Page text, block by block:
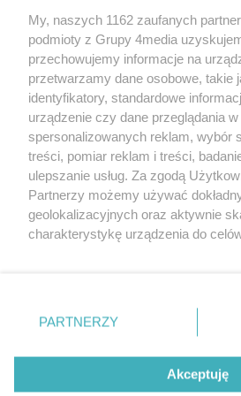
Prywatność Reklama
My, naszych 1162 zaufanych
podmioty z Grupy 4media
przechowujemy informacje na
przetwarzamy dane osobowe, takie
identyfikatory, standardowe
urządzenie czy dane przeglądania
spersonalizowanych reklam, wybór
treści, pomiar reklam i treści,
ulepszanie usług. Za zgodą
Partnerzy możemy używać
geolokalizacyjnych oraz aktywnie
charakterystykę urządzenia do
zmienić/wycofać klikając przycisk
znajdujący się w lewym dolnym
użytkownika, ale masz prawo
przetwarzaniu. Preferencje będą
PARTNERZY
Akceptuję